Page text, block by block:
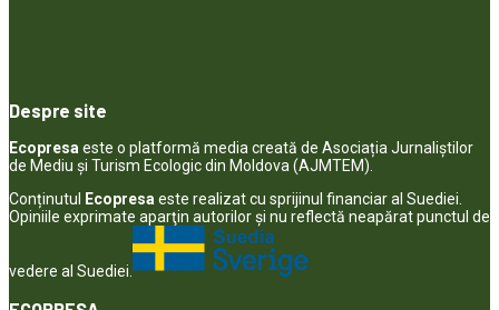
Despre site
Ecopresa este o platformă media creată de Asociația Jurnaliștilor
de Mediu și Turism Ecologic din Moldova (AJMTEM).
Conținutul
Ecopresa este realizat cu sprijinul financiar al Suediei.
Opiniile exprimate aparţin autorilor şi nu reflectă neapărat punctul de
vedere al Suediei.